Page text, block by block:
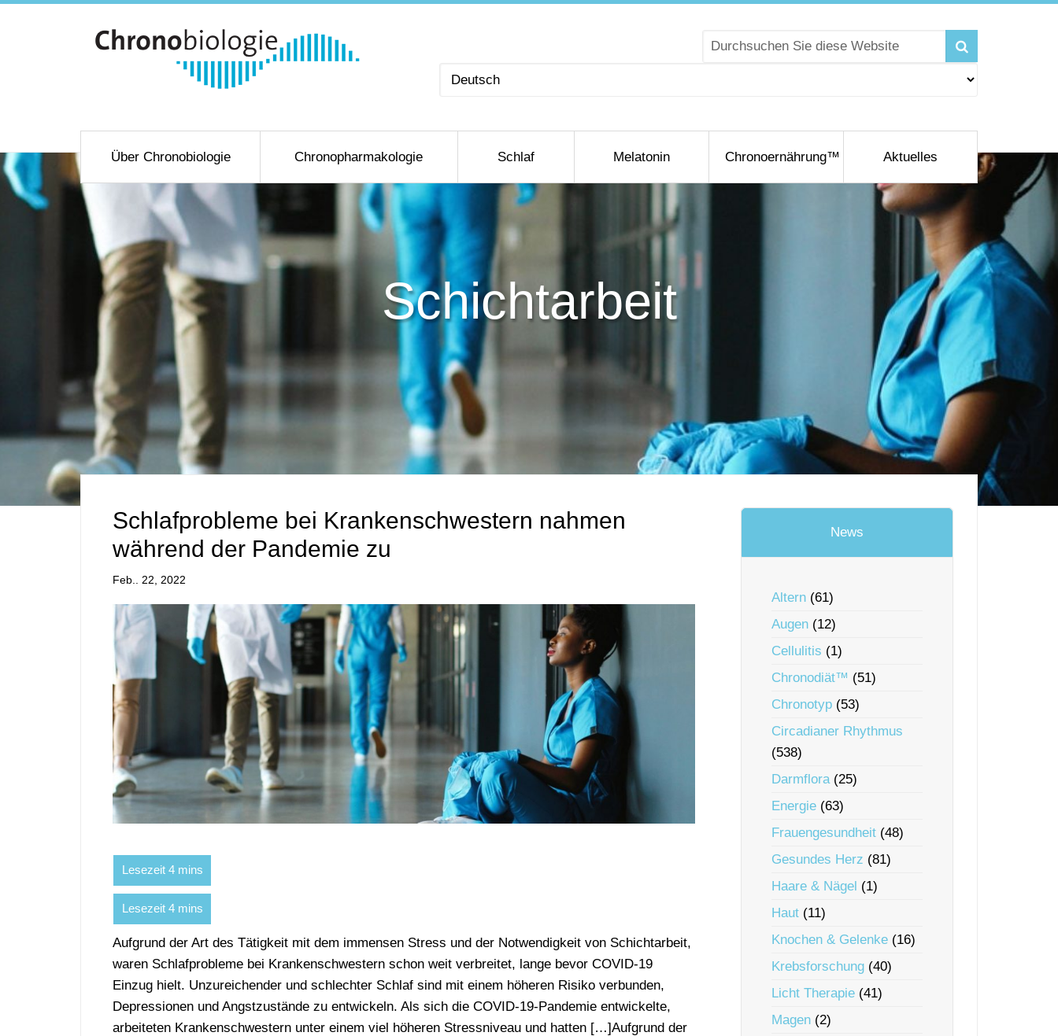
Sprache
Über Chronobiologie Chronopharmakologie Schlaf Melatonin Chronoernährung™ Aktuelles
Schichtarbeit
Schlafprobleme bei Krankenschwestern nahmen
während der Pandemie zu
Feb.. 22, 2022
Aufgrund der Art des Tätigkeit mit dem immensen Stress und der Notwendigkeit von Schichtarbeit,
waren Schlafprobleme bei Krankenschwestern schon weit verbreitet, lange bevor COVID-19
Einzug hielt. Unzureichender und schlechter Schlaf sind mit einem höheren Risiko verbunden,
Depressionen und Angstzustände zu entwickeln. Als sich die COVID-19-Pandemie entwickelte,
arbeiteten Krankenschwestern unter einem viel höheren Stressniveau und hatten […]Aufgrund der
News
Altern (61)
Augen (12)
Cellulitis (1)
Chronodiät™ (51)
Chronotyp (53)
Circadianer Rhythmus
(538)
Darmflora(25)
Energie (63)
Frauengesundheit (48)
Gesundes Herz (81)
Haare & Nägel (1)
Haut (11)
Knochen & Gelenke (16)
Krebsforschung (40)
Licht Therapie (41)
Magen (2)